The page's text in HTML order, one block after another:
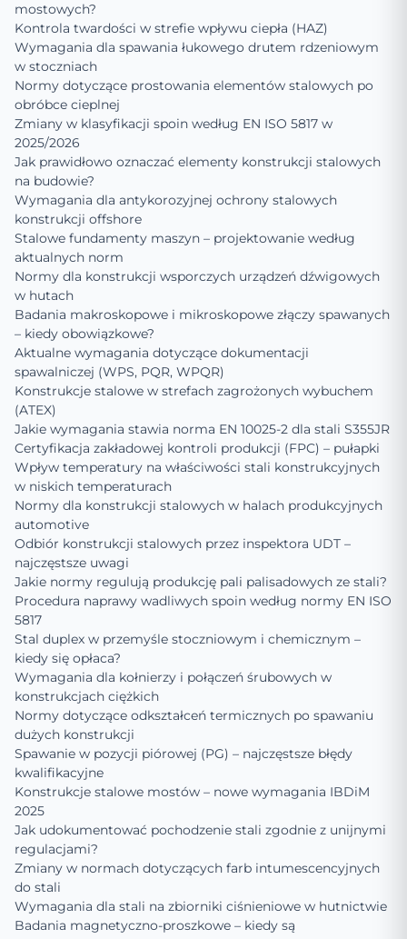
mostowych?
Kontrola twardości w strefie wpływu ciepła (HAZ)
Wymagania dla spawania łukowego drutem rdzeniowym
w stoczniach
Normy dotyczące prostowania elementów stalowych po
obróbce cieplnej
Zmiany w klasyfikacji spoin według EN ISO 5817 w
2025/2026
Jak prawidłowo oznaczać elementy konstrukcji stalowych
na budowie?
Wymagania dla antykorozyjnej ochrony stalowych
konstrukcji offshore
Stalowe fundamenty maszyn – projektowanie według
aktualnych norm
Normy dla konstrukcji wsporczych urządzeń dźwigowych
w hutach
Badania makroskopowe i mikroskopowe złączy spawanych
– kiedy obowiązkowe?
Aktualne wymagania dotyczące dokumentacji
spawalniczej (WPS, PQR, WPQR)
Konstrukcje stalowe w strefach zagrożonych wybuchem
(ATEX)
Jakie wymagania stawia norma EN 10025-2 dla stali S355JR
Certyfikacja zakładowej kontroli produkcji (FPC) – pułapki
Wpływ temperatury na właściwości stali konstrukcyjnych
w niskich temperaturach
Normy dla konstrukcji stalowych w halach produkcyjnych
automotive
Odbiór konstrukcji stalowych przez inspektora UDT –
najczęstsze uwagi
Jakie normy regulują produkcję pali palisadowych ze stali?
Procedura naprawy wadliwych spoin według normy EN ISO
5817
Stal duplex w przemyśle stoczniowym i chemicznym –
kiedy się opłaca?
Wymagania dla kołnierzy i połączeń śrubowych w
konstrukcjach ciężkich
Normy dotyczące odkształceń termicznych po spawaniu
dużych konstrukcji
Spawanie w pozycji piórowej (PG) – najczęstsze błędy
kwalifikacyjne
Konstrukcje stalowe mostów – nowe wymagania IBDiM
2025
Jak udokumentować pochodzenie stali zgodnie z unijnymi
regulacjami?
Zmiany w normach dotyczących farb intumescencyjnych
do stali
Wymagania dla stali na zbiorniki ciśnieniowe w hutnictwie
Badania magnetyczno-proszkowe – kiedy są